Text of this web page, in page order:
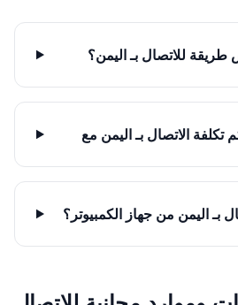
للاتصال بـ اليمن؟
بـ اليمن من جهاز الكمبيوتر؟